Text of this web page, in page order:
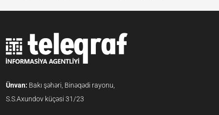
Ünvan: Bakı şəhəri, Binəqədi rayonu,
S.S.Axundov küçəsi 31/23